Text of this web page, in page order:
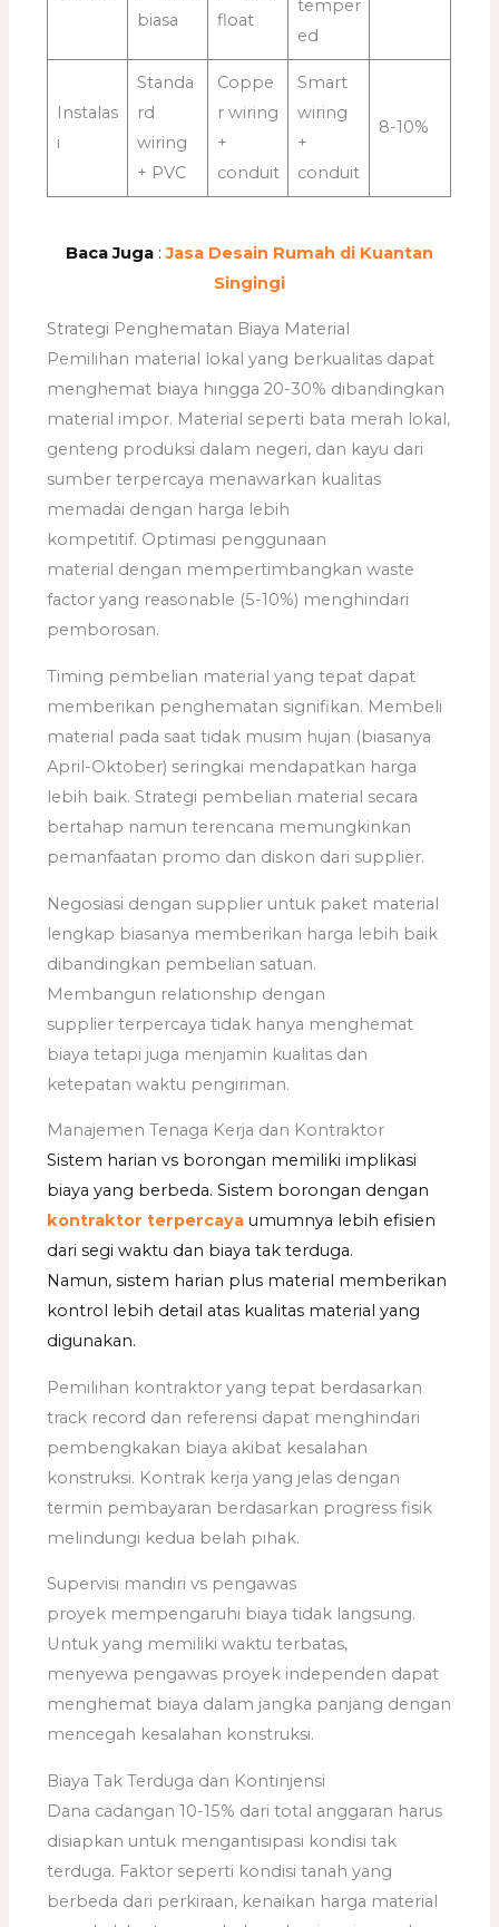
biasa
float
temper
ed
Instalas
i
Standa
rd
wiring
+ PVC
Coppe
r wiring
+
conduit
Smart
wiring
+
conduit
8-10%
Baca Juga :Jasa Desain Rumah di Kuantan
Singingi
Strategi Penghematan Biaya Material
Pemilihan material lokal yang berkualitas dapat
menghemat biaya hingga 20-30% dibandingkan
material impor. Material seperti bata merah lokal,
genteng produksi dalam negeri, dan kayu dari
sumber terpercaya menawarkan kualitas
memadai dengan harga lebih
kompetitif. Optimasi penggunaan
material dengan mempertimbangkan waste
factor yang reasonable (5-10%) menghindari
pemborosan.
Timing pembelian material yang tepat dapat
memberikan penghematan signifikan. Membeli
material pada saat tidak musim hujan (biasanya
April-Oktober) seringkai mendapatkan harga
lebih baik. Strategi pembelian material secara
bertahap namun terencana memungkinkan
pemanfaatan promo dan diskon dari supplier.
Negosiasi dengan supplier untuk paket material
lengkap biasanya memberikan harga lebih baik
dibandingkan pembelian satuan.
Membangun relationship dengan
supplier terpercaya tidak hanya menghemat
biaya tetapi juga menjamin kualitas dan
ketepatan waktu pengiriman.
Manajemen Tenaga Kerja dan Kontraktor
Sistem harian vs borongan memiliki implikasi
biaya yang berbeda. Sistem borongan dengan
kontraktor terpercaya umumnya lebih efisien
dari segi waktu dan biaya tak terduga.
Namun, sistem harian plus material memberikan
kontrol lebih detail atas kualitas material yang
digunakan.
Pemilihan kontraktor yang tepat berdasarkan
track record dan referensi dapat menghindari
pembengkakan biaya akibat kesalahan
konstruksi. Kontrak kerja yang jelas dengan
termin pembayaran berdasarkan progress fisik
melindungi kedua belah pihak.
Supervisi mandiri vs pengawas
proyek mempengaruhi biaya tidak langsung.
Untuk yang memiliki waktu terbatas,
menyewa pengawas proyek independen dapat
menghemat biaya dalam jangka panjang dengan
mencegah kesalahan konstruksi.
Biaya Tak Terduga dan Kontinjensi
Dana cadangan 10-15% dari total anggaran harus
disiapkan untuk mengantisipasi kondisi tak
terduga. Faktor seperti kondisi tanah yang
berbeda dari perkiraan, kenaikan harga material